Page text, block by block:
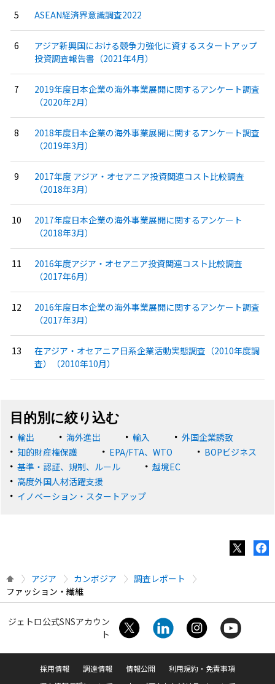
ASEAN経済界意識調査2022
アジア新興国における競争力強化に資するスタートアップ
投資調査報告書（2021年4月）
2019年度日本企業の海外事業展開に関するアンケート調査
（2020年2月）
2018年度日本企業の海外事業展開に関するアンケート調査
（2019年3月）
2017年度 アジア・オセアニア投資関連コスト比較調査
（2018年3月）
2017年度日本企業の海外事業展開に関するアンケート
（2018年3月）
2016年度アジア・オセアニア投資関連コスト比較調査
（2017年6月）
2016年度日本企業の海外事業展開に関するアンケート調査
（2017年3月）
在アジア・オセアニア日系企業活動実態調査（2010年度調
査）（2010年10月）
目的別に絞り込む
輸出 海外進出 輸入
外国企業誘致
知的財産権保護
EPA/FTA、WTO
BOPビジネス
基準・認証、規制、ルール
越境EC
高度外国人材活躍支援
イノベーション・スタートアップ
アジア カンボジア
調査レポート
ファッション・繊維
ジェトロ公式SNSアカウン
ト
採用情報 調達情報 情報公開
利用規約・免責事項